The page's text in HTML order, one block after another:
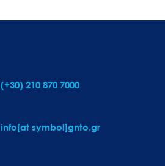
(+30) 210 870 7000
info[at symbol]gnto.gr